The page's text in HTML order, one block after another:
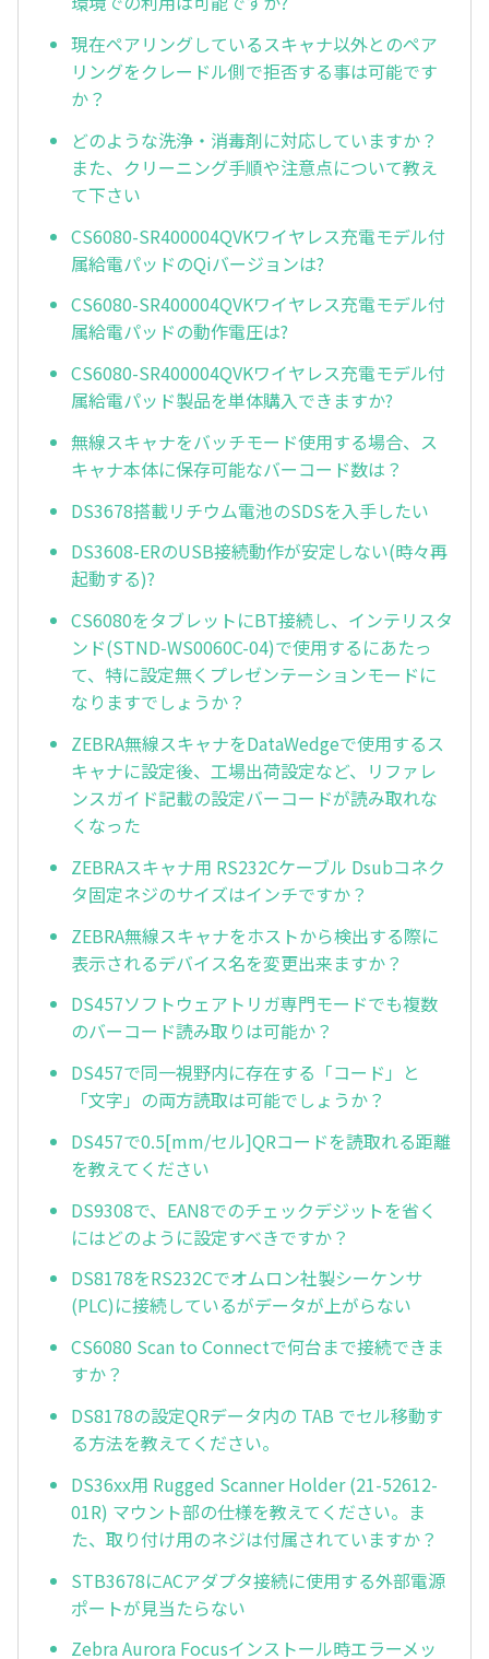
現在ペアリングしているスキャナ以外とのペア
リングをクレードル側で拒否する事は可能です
か？
どのような洗浄・消毒剤に対応していますか？
また、クリーニング手順や注意点について教え
て下さい
CS6080-SR400004QVKワイヤレス充電モデル付
属給電パッドのQiバージョンは?
CS6080-SR400004QVKワイヤレス充電モデル付
属給電パッドの動作電圧は?
CS6080-SR400004QVKワイヤレス充電モデル付
属給電パッド製品を単体購入できますか?
無線スキャナをバッチモード使用する場合、ス
キャナ本体に保存可能なバーコード数は？
DS3678搭載リチウム電池のSDSを入手したい
DS3608-ERのUSB接続動作が安定しない(時々再
起動する)?
CS6080をタブレットにBT接続し、インテリスタ
ンド(STND-WS0060C-04)で使用するにあたっ
て、特に設定無くプレゼンテーションモードに
なりますでしょうか？
ZEBRA無線スキャナをDataWedgeで使用するス
キャナに設定後、工場出荷設定など、リファレ
ンスガイド記載の設定バーコードが読み取れな
くなった
ZEBRAスキャナ用 RS232Cケーブル Dsubコネク
タ固定ネジのサイズはインチですか？
ZEBRA無線スキャナをホストから検出する際に
表示されるデバイス名を変更出来ますか？
DS457ソフトウェアトリガ専門モードでも複数
のバーコード読み取りは可能か？
DS457で同一視野内に存在する「コード」と
「文字」の両方読取は可能でしょうか？
DS457で0.5[mm/セル]QRコードを読取れる距離
を教えてください
DS9308で、EAN8でのチェックデジットを省く
にはどのように設定すべきですか？
DS8178をRS232Cでオムロン社製シーケンサ
(PLC)に接続しているがデータが上がらない
CS6080 Scan to Connectで何台まで接続できま
すか？
DS8178の設定QRデータ内の TAB でセル移動す
る方法を教えてください。
DS36xx用 Rugged Scanner Holder (21-52612-
01R) マウント部の仕様を教えてください。ま
た、取り付け用のネジは付属されていますか？
STB3678にACアダプタ接続に使用する外部電源
ポートが見当たらない
Zebra Aurora Focusインストール時エラーメッ